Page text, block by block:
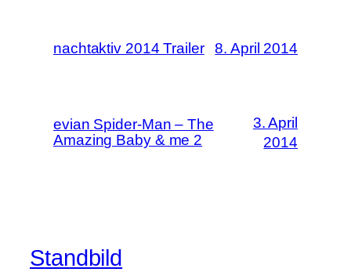
nachtaktiv 2014 Trailer 8. April 2014
evian Spider-Man – The
Amazing Baby & me 2
3. April
2014
Standbild